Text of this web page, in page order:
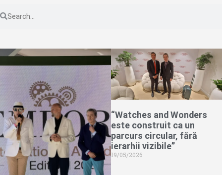
“Watches and Wonders
este construit ca un
parcurs circular, fără
ierarhii vizibile”
19/05/2026